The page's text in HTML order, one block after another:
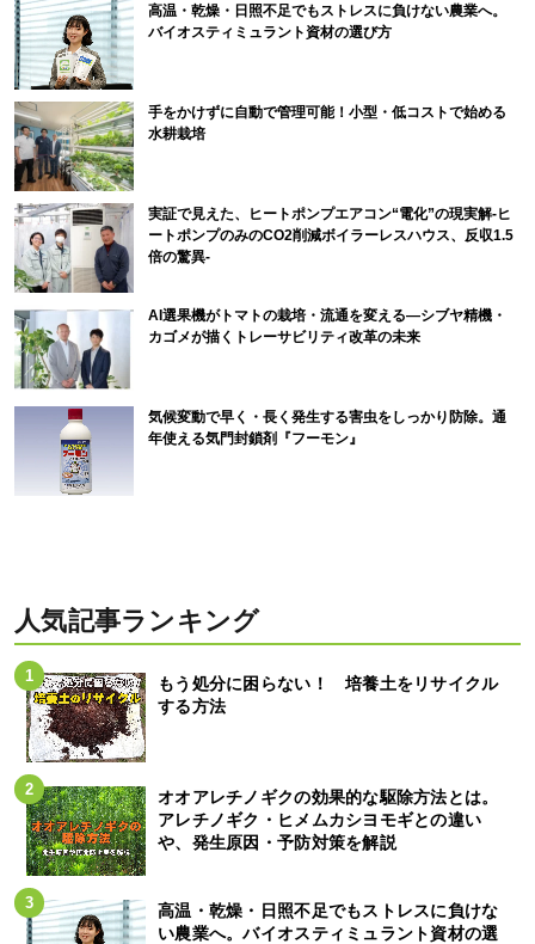
高温・乾燥・日照不足でもストレスに負けない農業へ。
バイオスティミュラント資材の選び方
手をかけずに自動で管理可能！小型・低コストで始める
水耕栽培
実証で見えた、ヒートポンプエアコン“電化”の現実解-ヒ
ートポンプのみのCO2削減ボイラーレスハウス、反収1.5
倍の驚異-
AI選果機がトマトの栽培・流通を変える―シブヤ精機・
カゴメが描くトレーサビリティ改革の未来
気候変動で早く・長く発生する害虫をしっかり防除。通
年使える気門封鎖剤『フーモン』
人気記事ランキング
もう処分に困らない！ 培養土をリサイクル
する方法
オオアレチノギクの効果的な駆除方法とは。
アレチノギク・ヒメムカシヨモギとの違い
や、発生原因・予防対策を解説
高温・乾燥・日照不足でもストレスに負けな
い農業へ。バイオスティミュラント資材の選